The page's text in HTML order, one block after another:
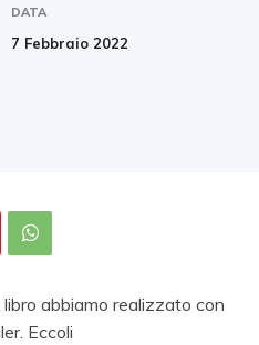
DATA
7 Febbraio 2022
abbiamo realizzato con
Eccoli